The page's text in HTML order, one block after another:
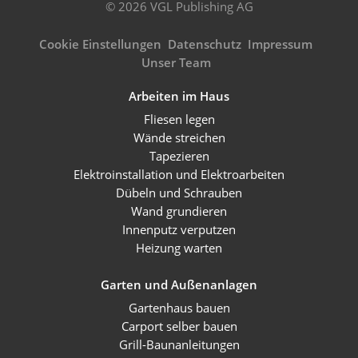
© 2026 VGL Publishing AG
Cookie Einstellungen Datenschutz Impressum
Unser Team
Arbeiten im Haus
Fliesen legen
Wände streichen
Tapezieren
Elektroinstallation und Elektroarbeiten
Dübeln und Schrauben
Wand grundieren
Innenputz verputzen
Heizung warten
Garten und Außenanlagen
Gartenhaus bauen
Carport selber bauen
Grill-Baunanleitungen